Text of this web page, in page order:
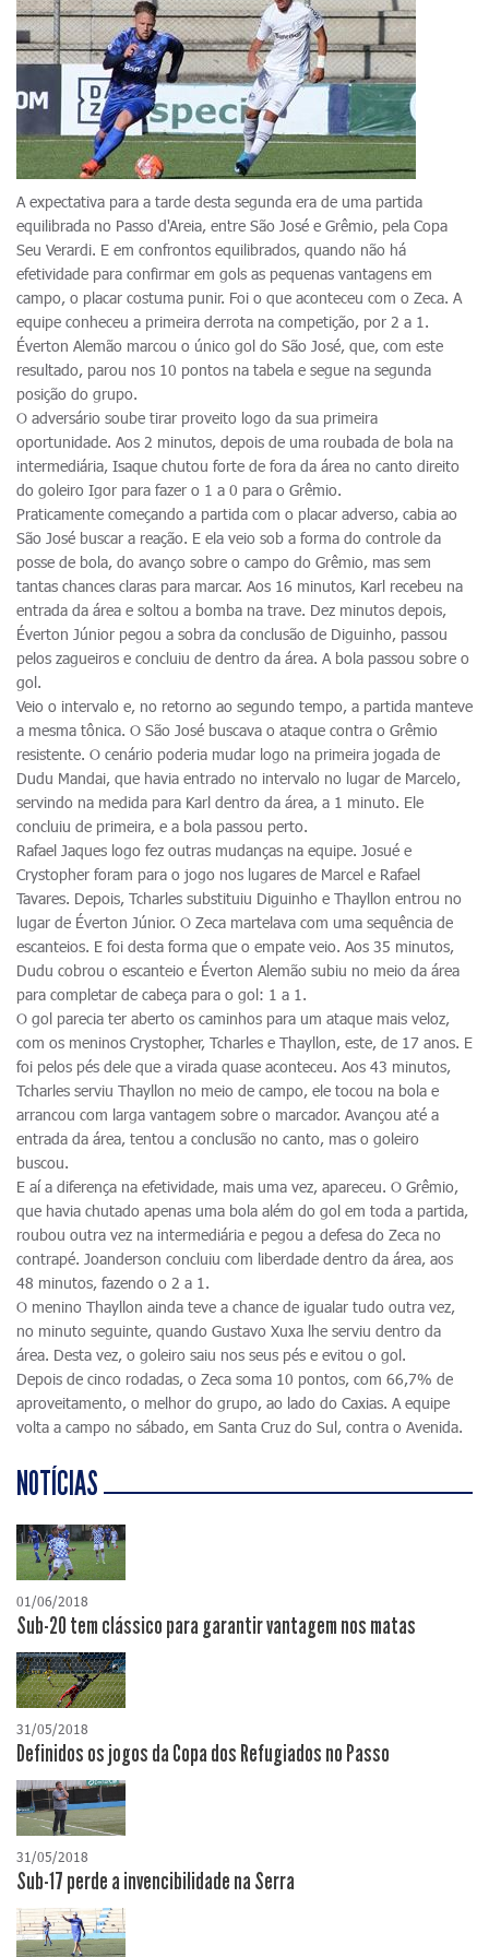
A expectativa para a tarde desta segunda era de uma partida
equilibrada no Passo d'Areia, entre São José e Grêmio, pela Copa
Seu Verardi. E em confrontos equilibrados, quando não há
efetividade para confirmar em gols as pequenas vantagens em
campo, o placar costuma punir. Foi o que aconteceu com o Zeca. A
equipe conheceu a primeira derrota na competição, por 2 a 1.
Éverton Alemão marcou o único gol do São José, que, com este
resultado, parou nos 10 pontos na tabela e segue na segunda
posição do grupo.
O adversário soube tirar proveito logo da sua primeira
oportunidade. Aos 2 minutos, depois de uma roubada de bola na
intermediária, Isaque chutou forte de fora da área no canto direito
do goleiro Igor para fazer o 1 a 0 para o Grêmio.
Praticamente começando a partida com o placar adverso, cabia ao
São José buscar a reação. E ela veio sob a forma do controle da
posse de bola, do avanço sobre o campo do Grêmio, mas sem
tantas chances claras para marcar. Aos 16 minutos, Karl recebeu na
entrada da área e soltou a bomba na trave. Dez minutos depois,
Éverton Júnior pegou a sobra da conclusão de Diguinho, passou
pelos zagueiros e concluiu de dentro da área. A bola passou sobre o
gol.
Veio o intervalo e, no retorno ao segundo tempo, a partida manteve
a mesma tônica. O São José buscava o ataque contra o Grêmio
resistente. O cenário poderia mudar logo na primeira jogada de
Dudu Mandai, que havia entrado no intervalo no lugar de Marcelo,
servindo na medida para Karl dentro da área, a 1 minuto. Ele
concluiu de primeira, e a bola passou perto.
Rafael Jaques logo fez outras mudanças na equipe. Josué e
Crystopher foram para o jogo nos lugares de Marcel e Rafael
Tavares. Depois, Tcharles substituiu Diguinho e Thayllon entrou no
lugar de Éverton Júnior. O Zeca martelava com uma sequência de
escanteios. E foi desta forma que o empate veio. Aos 35 minutos,
Dudu cobrou o escanteio e Éverton Alemão subiu no meio da área
para completar de cabeça para o gol: 1 a 1.
O gol parecia ter aberto os caminhos para um ataque mais veloz,
com os meninos Crystopher, Tcharles e Thayllon, este, de 17 anos. E
foi pelos pés dele que a virada quase aconteceu. Aos 43 minutos,
Tcharles serviu Thayllon no meio de campo, ele tocou na bola e
arrancou com larga vantagem sobre o marcador. Avançou até a
entrada da área, tentou a conclusão no canto, mas o goleiro
buscou.
E aí a diferença na efetividade, mais uma vez, apareceu. O Grêmio,
que havia chutado apenas uma bola além do gol em toda a partida,
roubou outra vez na intermediária e pegou a defesa do Zeca no
contrapé. Joanderson concluiu com liberdade dentro da área, aos
48 minutos, fazendo o 2 a 1.
O menino Thayllon ainda teve a chance de igualar tudo outra vez,
no minuto seguinte, quando Gustavo Xuxa lhe serviu dentro da
área. Desta vez, o goleiro saiu nos seus pés e evitou o gol.
Depois de cinco rodadas, o Zeca soma 10 pontos, com 66,7% de
aproveitamento, o melhor do grupo, ao lado do Caxias. A equipe
volta a campo no sábado, em Santa Cruz do Sul, contra o Avenida.
NOTÍCIAS
01/06/2018
Sub-20 tem clássico para garantir vantagem nos matas
31/05/2018
Definidos os jogos da Copa dos Refugiados no Passo
31/05/2018
Sub-17 perde a invencibilidade na Serra